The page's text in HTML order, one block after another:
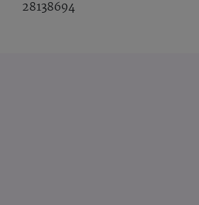
28138694